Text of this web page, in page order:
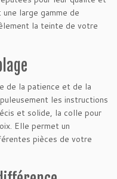
large gamme de
la teinte de votre
de la patience et de la
les instructions
et solide, la colle pour
Elle permet un
pièces de votre